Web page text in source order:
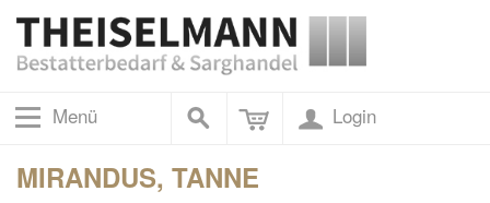
Menü Login
MIRANDUS, TANNE